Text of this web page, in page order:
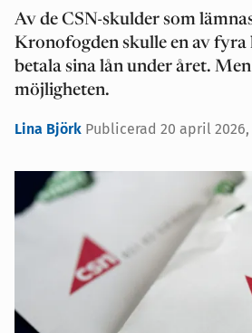
Av de CSN-skulder som
Kronofogden skulle en av
betala sina lån under året.
möjligheten.
Lina Björk Publicerad 20 april 2026,